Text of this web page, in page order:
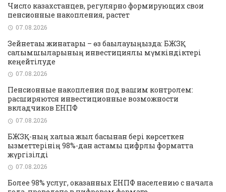
Число казахстанцев, регулярно формирующих свои
пенсионные накопления, растет
07.08.2026
Зейнетақы жинақтары – өз бақылауыңызда: БЖЗҚ
салымшыларының инвестициялық мүмкіндіктері
кеңейтілуде
07.08.2026
Пенсионные накопления под вашим контролем:
расширяются инвестиционные возможности
вкладчиков ЕНПФ
07.08.2026
БЖЗҚ-ның халыққа жыл басынан бері көрсеткен
қызметтерінің 98%-дан астамы цифрлық форматта
жүргізілді
07.08.2026
Более 98% услуг, оказанных ЕНПФ населению с начала